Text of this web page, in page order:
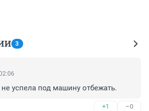
3
успела под машину отбежать.
+1 –0